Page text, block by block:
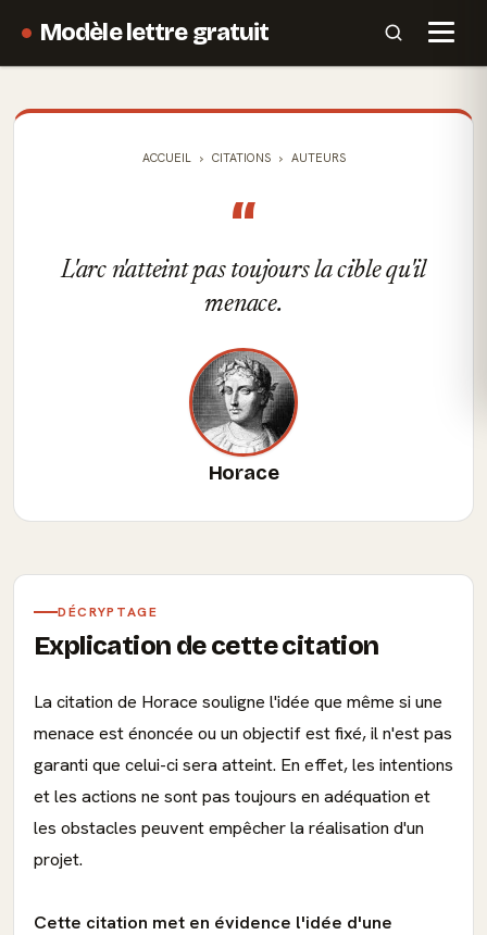
Modèle lettre gratuit
ACCUEIL CITATIONS AUTEURS
“
L'arc n'atteint pas toujours la cible qu'il
menace.
Horace
DÉCRYPTAGE
Explication de cette citation
La citation de Horace souligne l'idée que même si une
menace est énoncée ou un objectif est fixé, il n'est pas
garanti que celui-ci sera atteint. En effet, les intentions
et les actions ne sont pas toujours en adéquation et
les obstacles peuvent empêcher la réalisation d'un
projet.
Cette citation met en évidence l'idée d'une